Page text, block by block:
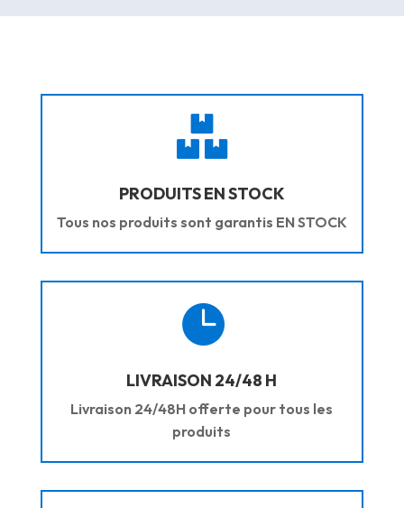

PRODUITS EN STOCK
Tous nos produits sont garantis EN STOCK

LIVRAISON 24/48 H
Livraison 24/48H offerte pour tous les
produits